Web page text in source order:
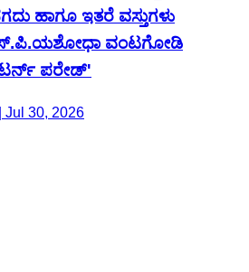
ಹಾಗೂ ಇತರೆ ವಸ್ತುಗಳು
ವಂಟಗೋಡಿ
ರಿಟರ್ನ್ ಪರೇಡ್'
Jul 30, 2026